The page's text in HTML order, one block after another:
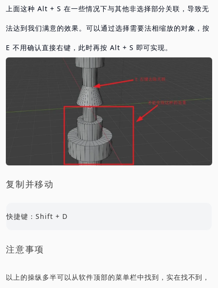
上面这种 Alt + S 在一些情况下与其他非选择部分关联，导致无
法达到我们满意的效果。可以通过选择需要法相缩放的对象，按
E 不用确认直接右键，此时再按 Alt + S 即可实现。
复制并移动
快捷键：Shift + D
注意事项
以上的操纵多半可以从软件顶部的菜单栏中找到，实在找不到，